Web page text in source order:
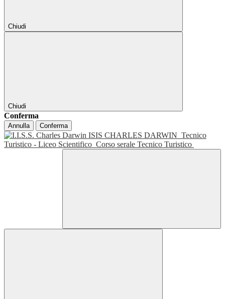
Chiudi
Chiudi
Conferma
Annulla Conferma
ISIS CHARLES DARWIN Tecnico
Turistico - Liceo Scientifico Corso serale Tecnico Turistico